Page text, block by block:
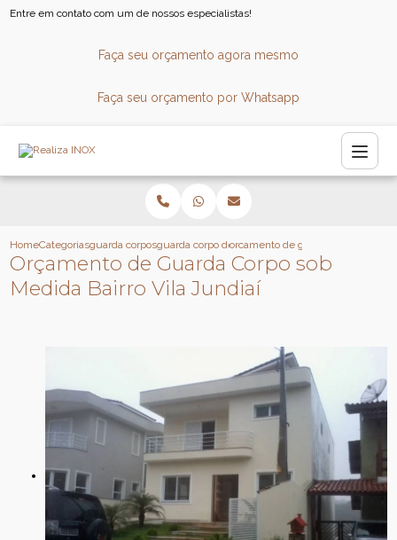
Entre em contato com um de nossos especialistas!
Faça seu orçamento agora mesmo
Faça seu orçamento por Whatsapp
HomeCategoriasguarda corposguarda corpo de aluminio e vidro
orcamento de guarda corpo sob
Orçamento de Guarda Corpo sob
Medida Bairro Vila Jundiaí